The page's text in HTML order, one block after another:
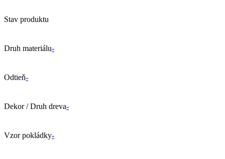
Stav produktu
Druh materiálu-
Odtieň-
Dekor / Druh dreva-
Vzor pokládky-